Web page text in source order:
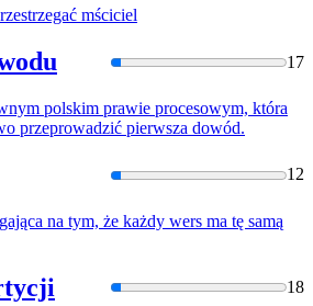
mściciel
17
polskim prawie procesowym, która
przeprowadzić pierwsza dowód.
12
na tym, że każdy wers ma tę samą
18